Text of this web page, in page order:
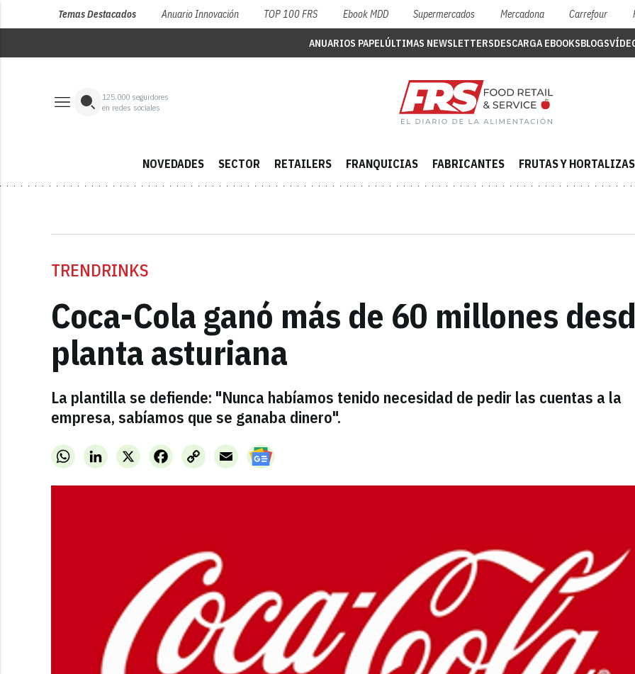
Temas Destacados Anuario Innovación TOP 100 FRS Ebook MDD Supermercados Mercadona Carrefour
ANUARIOS PAPELÚLTIMAS NEWSLETTERSDESCARGA EBOOKSBLOGS
125,000 seguidores
en redes sociales
NOVEDADES SECTOR RETAILERS FRANQUICIAS FABRICANTES FRUTAS Y HORTALIZAS
TRENDRINKS
Coca-Cola ganó más de 60 millones
planta asturiana
La plantilla se defiende: "Nunca habíamos tenido necesidad de pedir las cuentas a la
empresa, sabíamos que se ganaba dinero".
WhatsAppLinkedInX FacebookCopy
Link
Email